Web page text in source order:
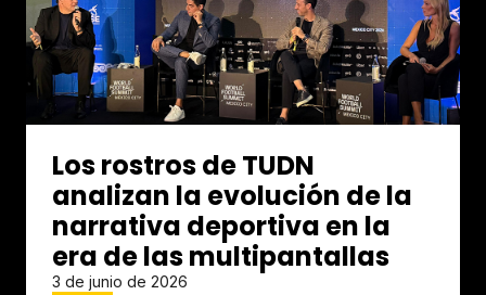
Los rostros de TUDN
analizan la evolución de la
narrativa deportiva en la
era de las multipantallas
3 de junio de 2026